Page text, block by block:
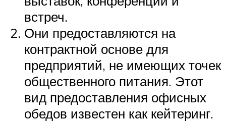
встреч.
Они предоставляются на
контрактной основе для
предприятий, не имеющих точек
общественного питания. Этот
вид предоставления офисных
обедов известен как кейтеринг.